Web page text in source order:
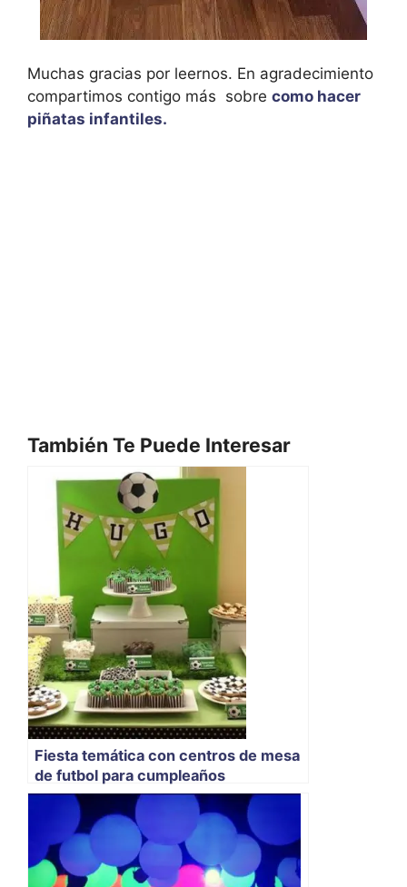
Muchas gracias por leernos. En agradecimiento
compartimos contigo más sobre como hacer
piñatas infantiles.
También Te Puede Interesar
Fiesta temática con centros de mesa
de futbol para cumpleaños